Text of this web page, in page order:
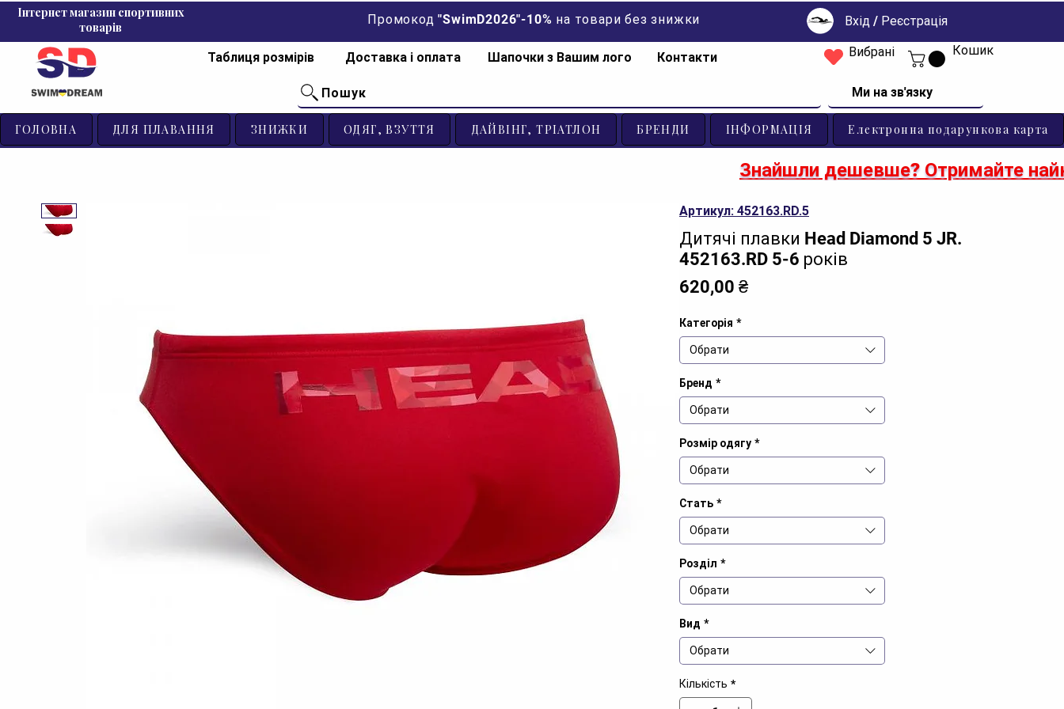
Інтернет магазин спортивних
товарів
Промокод "SwimD2026"-10% на товари без знижки Вхід / Реєстрація
Таблиця розмірів Доставка і оплата Шапочки з Вашим лого Контакти Вибрані Кошик
Пошук Ми на зв'язку
ГОЛОВНА ДЛЯ ПЛАВАННЯ ЗНИЖКИ ОДЯГ, ВЗУТТЯ ДАЙВІНГ, ТРІАТЛОН БРЕНДИ ІНФОРМАЦІЯ Електронна подарункова карта
Артикул: 452163.RD.5
Дитячі плавки Head Diamond 5 JR.
452163.RD 5-6 років
620,00 ₴Ціна
Категорія *
Обрати
Бренд *
Обрати
Розмір одягу *
Обрати
Стать *
Обрати
Розділ *
Обрати
Вид *
Обрати
Кількість *
Знайшли дешевше? Отримайте